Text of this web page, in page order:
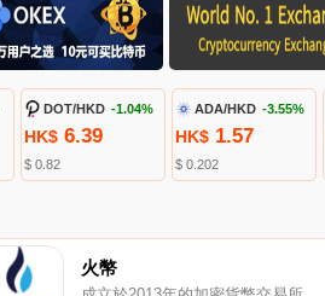
DOT/HKD -1.04%
HK$6.39
$ 0.82
ADA/HKD -3.55%
HK$1.57
$ 0.202
火幣